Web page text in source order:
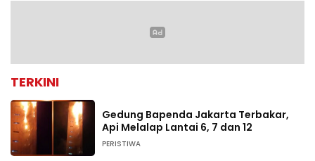
TERKINI
Gedung Bapenda Jakarta Terbakar,
Api Melalap Lantai 6, 7 dan 12
PERISTIWA